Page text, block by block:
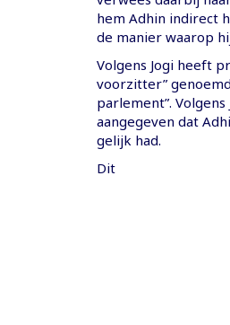
hem Adhin indirect
de manier waarop
Volgens Jogi heeft
voorzitter”
parlement”.
aangegeven dat
gelijk had.
Dit